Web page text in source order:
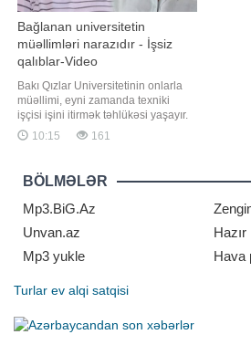
Bağlanan universitetin
müəllimləri narazıdır - İşsiz
qalıblar-Video
Bakı Qızlar Universitetinin onlarla
müəllimi, eyni zamanda texniki
işçisi işini itirmək təhlükəsi yaşayır.
"Qafqazinfo" -a istinadən xəbər verir
ki, universitetdə oxuyan tələbələrin
köçürülməsi haqda qərar verilib,
lakin qərar bir çox müəllimlərə,
eləcə də texnik
10:15 161
BÖLMƏLƏR
Mp3.BiG.Az
Unvan.az
Mp3 yukle
Hava
Turlar ev alqi satqisi